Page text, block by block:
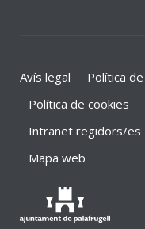
Avís legal
Política
Política de cookies
Intranet regidors/es
Mapa web